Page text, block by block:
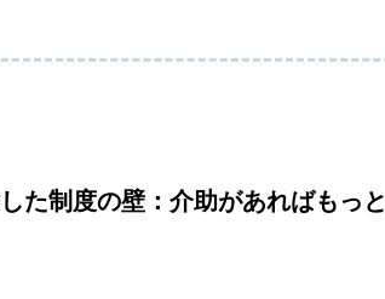
た制度の壁：介助があればもっと